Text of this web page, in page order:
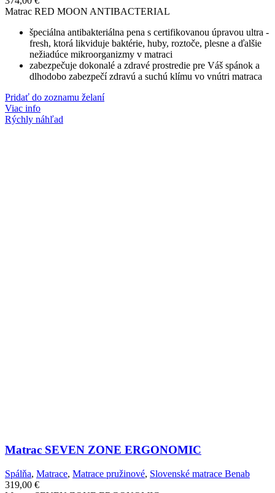
Matrac RED MOON ANTIBACTERIAL
špeciálna antibakteriálna pena s certifikovanou úpravou ultra -
fresh, ktorá likviduje baktérie, huby, roztoče, plesne a ďalšie
nežiadúce mikroorganizmy v matraci
zabezpečuje dokonalé a zdravé prostredie pre Váš spánok a
dlhodobo zabezpečí zdravú a suchú klímu vo vnútri matraca
Pridať do zoznamu želaní
Viac info
Rýchly náhľad
Matrac SEVEN ZONE ERGONOMIC
Spálňa, Matrace, Matrace pružinové, Slovenské matrace Benab
319,00 €